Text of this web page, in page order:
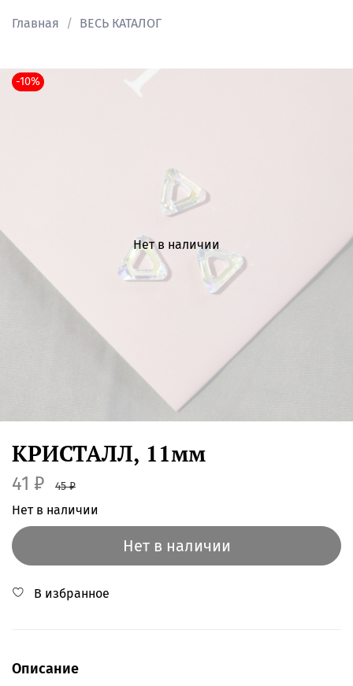
Главная ВЕСЬ КАТАЛОГ
Нет в наличии
-10%
КРИСТАЛЛ, 11мм
41 ₽ 45 ₽
Нет в наличии
Нет в наличии
В избранное
Описание